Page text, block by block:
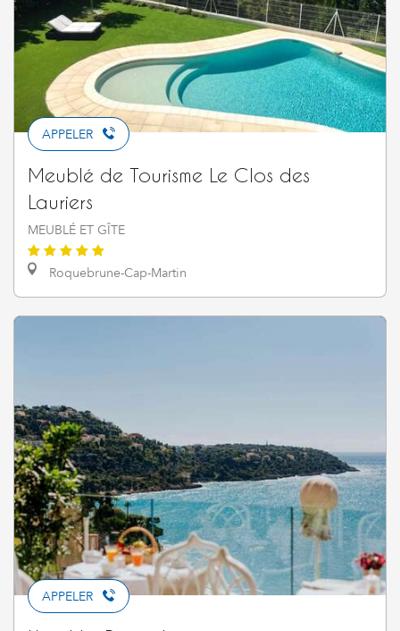
APPELER
Meublé de Tourisme Le Clos des
Lauriers
MEUBLÉ ET GÎTE
Roquebrune-Cap-Martin
APPELER